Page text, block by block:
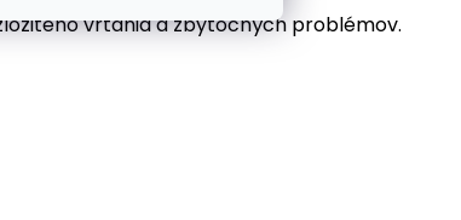
vŕtania a zbytočných problémov.